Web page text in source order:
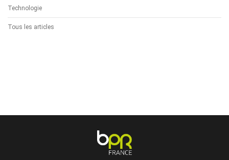
Technologie
Tous les articles